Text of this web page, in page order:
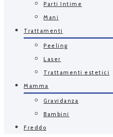
Parti Intime
Mani
Trattamenti
Peeling
Laser
Trattamenti estetici
Mamma
Gravidanza
Bambini
Freddo